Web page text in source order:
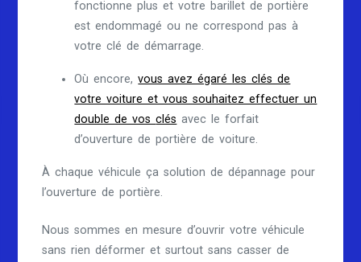
fonctionne plus et votre barillet de portière
est endommagé ou ne correspond pas à
votre clé de démarrage.
Où encore,vous avez égaré les clés de
votre voiture et vous souhaitez effectuer un
double de vosclés avec le forfait
d’ouverture de portière de voiture.
À chaque véhicule ça solution de dépannage pour
l’ouverture de portière.
Nous sommes en mesure d’ouvrir votre véhicule
sans rien déformer et surtout sans casser de